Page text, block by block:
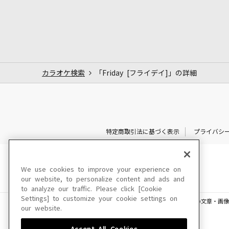
カラオケ検索 「Friday [フライデイ]」の詳細
特定商取引法に基づく表示 プライバシ
このサイトに掲載されている一切の文章・画
We use cookies to improve your experience on
our website, to personalize content and ads and
to analyze our traffic. Please click [Cookie
Settings] to customize your cookie settings on
our website.